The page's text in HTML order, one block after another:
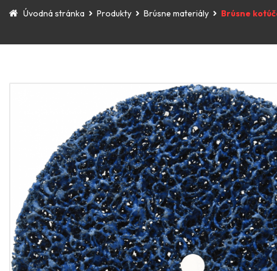
Úvodná stránka Produkty Brúsne materiály Brúsne